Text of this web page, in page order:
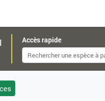
Accès rapide